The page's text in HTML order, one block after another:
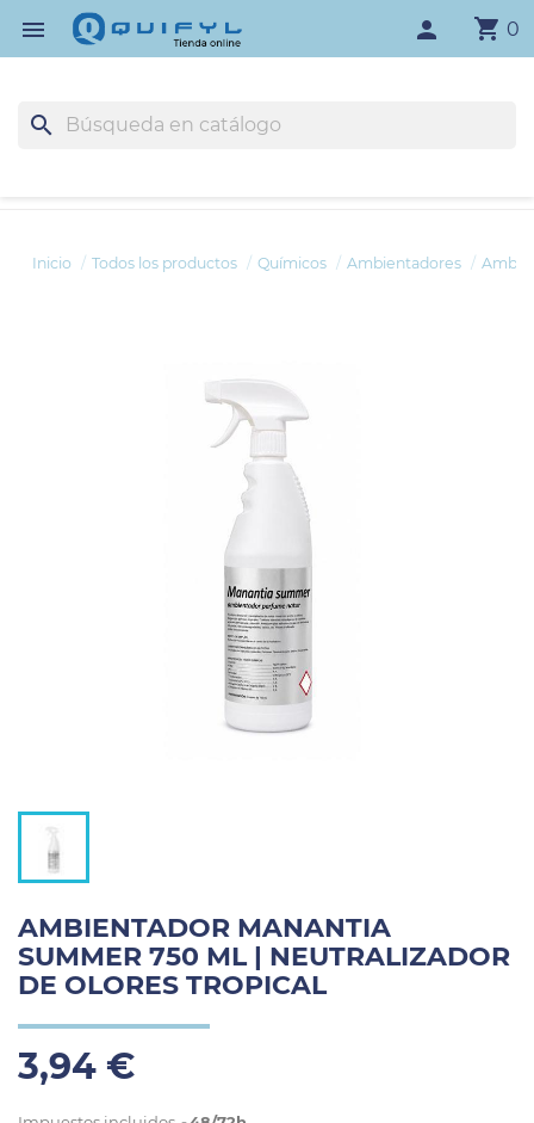
 shopping_cart 0
person
search
Inicio Todos los productos Químicos Ambientadores
AMBIENTADOR MANANTIA
SUMMER 750 ML | NEUTRALIZADOR
DE OLORES TROPICAL
3,94 €